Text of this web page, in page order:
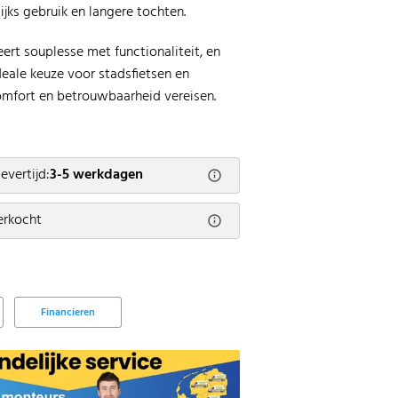
gebruik en langere tochten.
souplesse met functionaliteit, en
keuze voor stadsfietsen en
en betrouwbaarheid vereisen.
3-5 werkdagen
Financieren